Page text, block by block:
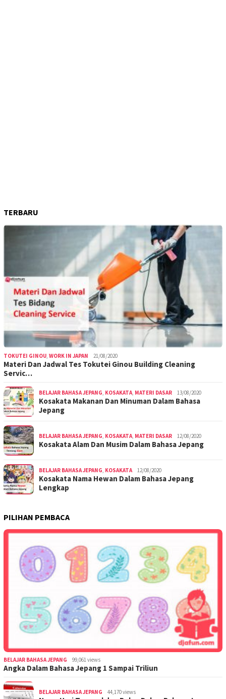
TERBARU
TOKUTEI GINOU WORK IN JAPAN 21/08/2020
Materi Dan Jadwal Tes Tokutei Ginou Building Cleaning
Servic…
BELAJAR BAHASA JEPANG KOSAKATA MATERI DASAR 13/08/2020
Kosakata Makanan Dan Minuman Dalam Bahasa
Jepang
BELAJAR BAHASA JEPANG KOSAKATA MATERI DASAR 12/08/2020
Kosakata Alam Dan Musim Dalam Bahasa Jepang
BELAJAR BAHASA JEPANG KOSAKATA 12/08/2020
Kosakata Nama Hewan Dalam Bahasa Jepang
Lengkap
PILIHAN PEMBACA
BELAJAR BAHASA JEPANG 99,061 views
Angka Dalam Bahasa Jepang 1 Sampai Triliun
BELAJAR BAHASA JEPANG 44,170 views